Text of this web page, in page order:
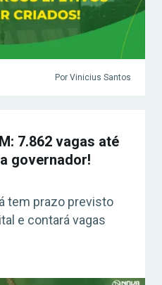
Por Vinicius Santos
7.862 vagas até
governador!
tem prazo previsto
e contará vagas